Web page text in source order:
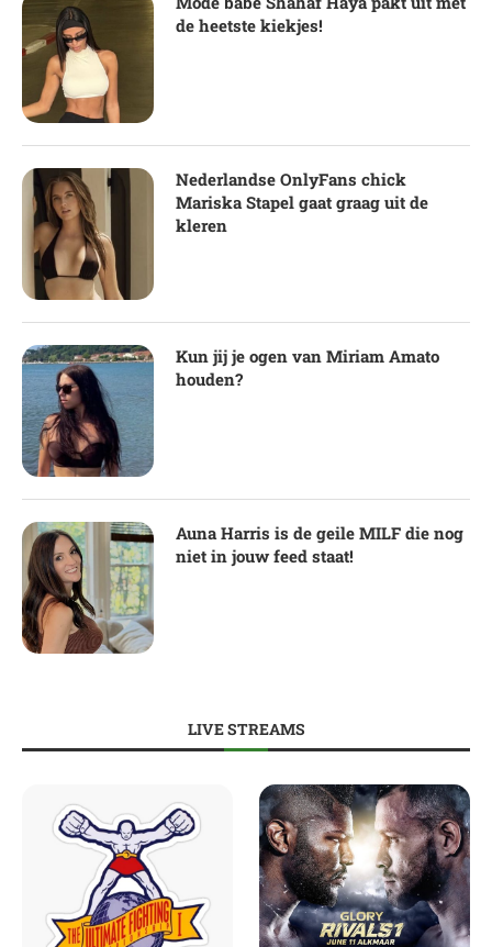
de heetste kiekjes!
Nederlandse OnlyFans chick
Mariska Stapel gaat graag uit de
kleren
Kun jij je ogen van Miriam Amato
houden?
Auna Harris is de geile MILF die nog
niet in jouw feed staat!
LIVE STREAMS